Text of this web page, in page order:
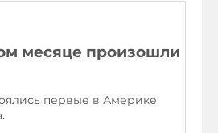
месяце произошли
первые в Америке